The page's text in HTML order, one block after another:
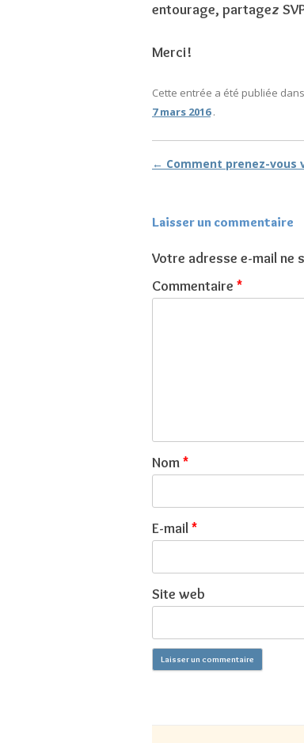
entourage, partagez
Merci!
Cette entrée a été publiée dans
7 mars 2016 .
Navigation
← Comment prenez-vous
Laisser un commentaire
Votre adresse e-mail ne
Commentaire *
Nom*
E-mail*
Site web